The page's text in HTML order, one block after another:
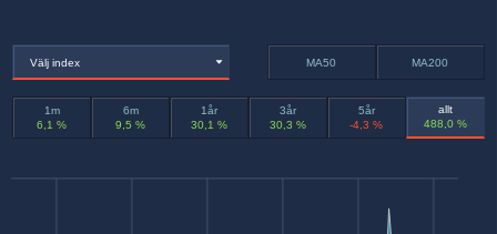
Välj index MA50 MA200
1m
6,1 %
6m
9,5 %
1år
30,1 %
3år
30,3 %
5år
-4,3 %
allt
488,0 %